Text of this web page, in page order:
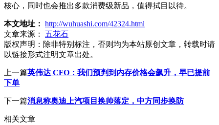
核心，同时也会推出多款消费级新品，值得拭目以待。
本文地址： http://wuhuashi.com/42324.html
文章来源：
五花石
版权声明： 除非特别标注，否则均为本站原创文章，转载时请
以链接形式注明文章出处。
上一篇英伟达 CFO：我们预判到内存价格会飙升，早已提前
下单
下一篇消息称奥迪上汽项目换帅落定，中方同步换防
相关文章